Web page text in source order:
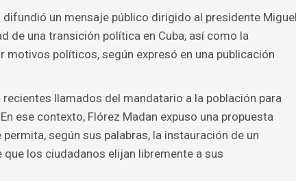
un mensaje público dirigido al presidente Miguel
de una transición política en Cuba, así como la
motivos políticos, según expresó en una publicación
llamados del mandatario a la población para
ese contexto, Flórez Madan expuso una propuesta
según sus palabras, la instauración de un
los ciudadanos elijan libremente a sus